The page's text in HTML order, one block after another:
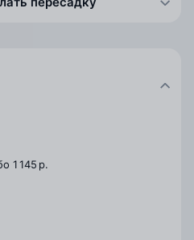
1 145 р.